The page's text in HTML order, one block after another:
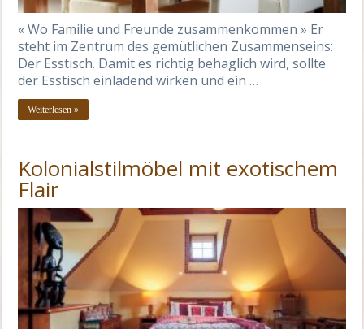
« Wo Familie und Freunde zusammenkommen » Er
steht im Zentrum des gemütlichen Zusammenseins:
Der Esstisch. Damit es richtig behaglich wird, sollte
der Esstisch einladend wirken und ein …
Weiterlesen »
Kolonialstilmöbel mit exotischem
Flair